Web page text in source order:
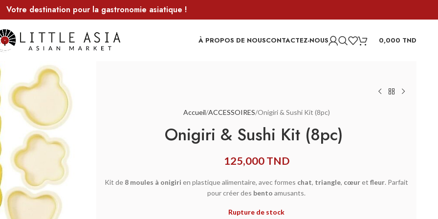
Votre destination pour la gastronomie asiatique !
À PROPOS DE NOUSCONTACTEZ-NOUS 0,000 TND
Accueil ACCESSOIRES Onigiri & Sushi Kit (8pc)
Onigiri & Sushi Kit (8pc)
125,000TND
Kit de 8 moules à onigiri en plastique alimentaire, avec formes chat, triangle, cœuret fleur. Parfait
pour créer des bento amusants.
Rupture de stock